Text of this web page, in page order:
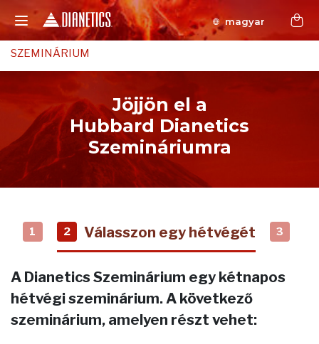
magyar
SZEMINÁRIUM
Jöjjön el a
Hubbard Dianetics
Szemináriumra
1 2 Válasszon egy hétvégét 3
A Dianetics Szeminárium egy kétnapos
hétvégi szeminárium. A következő
szeminárium, amelyen részt vehet: